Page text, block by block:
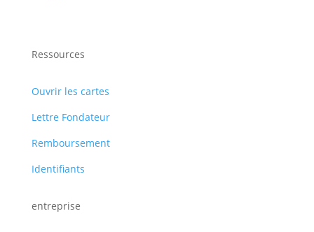
Ressources
Ouvrir les cartes
Lettre Fondateur
Remboursement
Identifiants
entreprise